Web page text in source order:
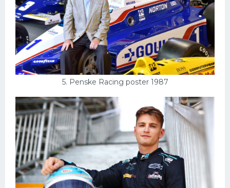
5. Penske Racing poster 1987